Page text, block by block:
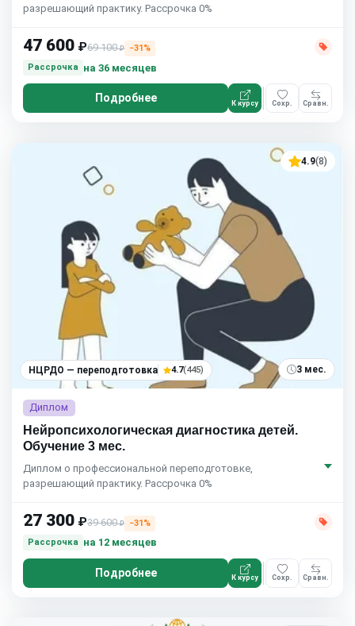
разрешающий практику. Рассрочка 0%
47 600 ₽69 100₽
−31%
Рассрочка
на 36 месяцев
Подробнее К курсу Сохр. Сравн.
4.9(8)
НЦРДО — переподготовка 4.7(445) 3 мес.
Диплом
Нейропсихологическая диагностика детей.
Обучение 3 мес.
Диплом о профессиональной переподготовке,
разрешающий практику. Рассрочка 0%
27 300 ₽39 600₽
−31%
Рассрочка
на 12 месяцев
Подробнее К курсу Сохр. Сравн.